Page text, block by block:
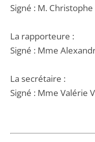
Signé : M.
La rapporteure :
Signé : Mme
La secrétaire :
Signé : Mme Valérie